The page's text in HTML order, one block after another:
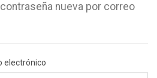
nueva por correo
electrónico